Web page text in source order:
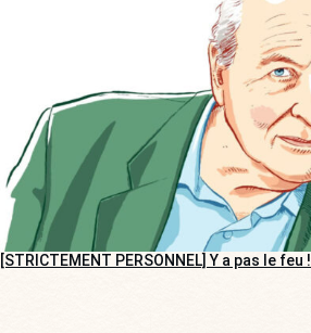
[STRICTEMENT PERSONNEL] Y a pas le feu !